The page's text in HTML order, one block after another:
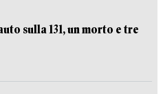
sulla 131, un morto e tre